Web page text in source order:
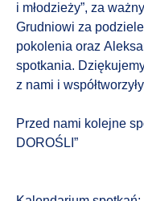
i młodzieży”, za
Grudniowi za
pokolenia oraz
spotkania.
z nami i
Przed nami kolejne
DOROŚLI”